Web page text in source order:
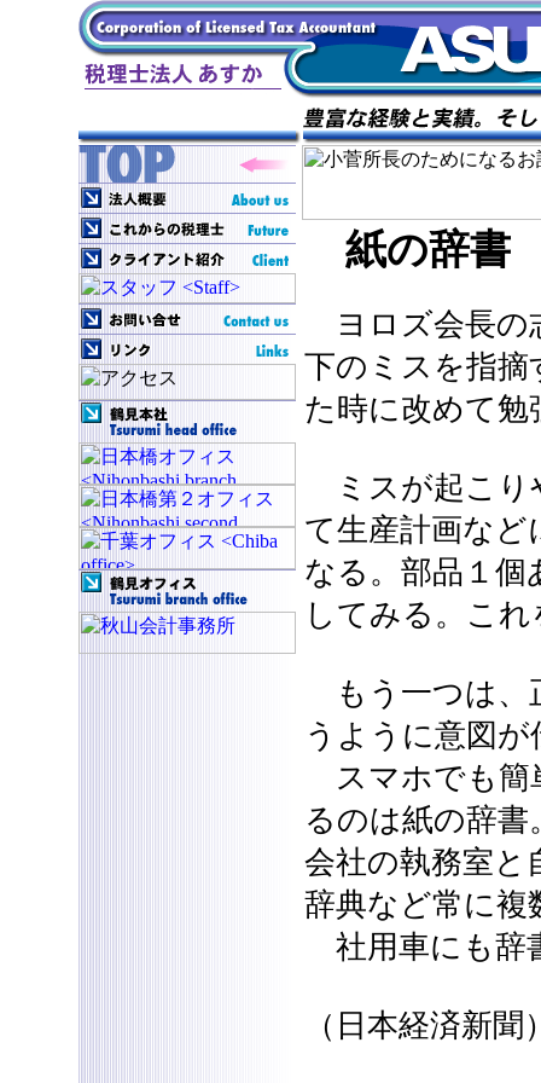
紙の辞書
ヨロズ会長の
下のミスを指摘
た時に改めて勉
ミスが起こり
て生産計画な
なる。部品１個
してみる。こ
もう一つは、
うように意図
スマホでも簡
るのは紙の辞書
会社の執務室と
辞典など常に複
社用車にも辞
（日本経済新聞